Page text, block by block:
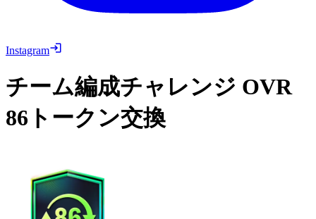
Instagram
チーム編成チャレンジ OVR
86トークン交換